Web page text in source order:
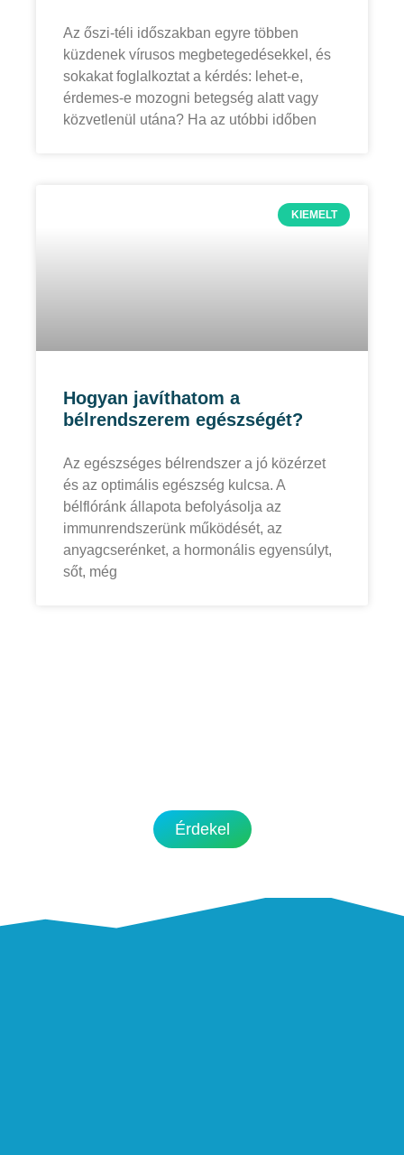
Az őszi-téli időszakban egyre többen
küzdenek vírusos megbetegedésekkel, és
sokakat foglalkoztat a kérdés: lehet-e,
érdemes-e mozogni betegség alatt vagy
közvetlenül utána? Ha az utóbbi időben
KIEMELT
Hogyan javíthatom a
bélrendszerem egészségét?
Az egészséges bélrendszer a jó közérzet
és az optimális egészség kulcsa. A
bélflóránk állapota befolyásolja az
immunrendszerünk működését, az
anyagcserénket, a hormonális egyensúlyt,
sőt, még
Érdekel